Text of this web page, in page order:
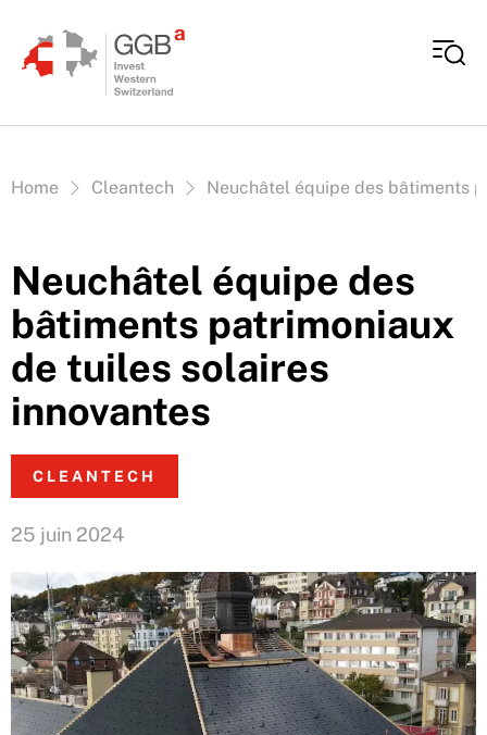
Vous êtes ici:
Home Cleantech Neuchâtel équipe des bâtiments
Neuchâtel équipe des
bâtiments patrimoniaux
de tuiles solaires
innovantes
CLEANTECH
25 juin 2024